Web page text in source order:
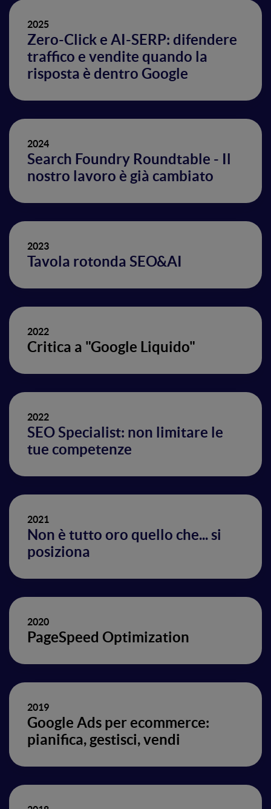
2025
Zero-Click e AI-SERP: difendere
traffico e vendite quando la
risposta è dentro Google
2024
Search Foundry Roundtable - Il
nostro lavoro è già cambiato
2023
Tavola rotonda SEO&AI
2022
Critica a "Google Liquido"
2022
SEO Specialist: non limitare le
tue competenze
2021
Non è tutto oro quello che... si
posiziona
2020
PageSpeed Optimization
2019
Google Ads per ecommerce:
pianifica, gestisci, vendi